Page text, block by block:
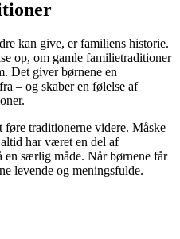
kan give, er familiens historie.
op, om gamle familietraditioner
Det giver børnene en
– og skaber en følelse af
føre traditionerne videre. Måske
har været en del af
en særlig måde. Når børnene får
levende og meningsfulde.